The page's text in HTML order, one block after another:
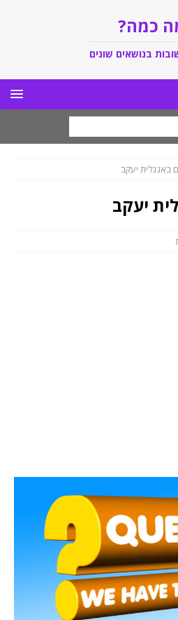
כמה?
בנושאים שונים
באנגלית יעקב
יעקב